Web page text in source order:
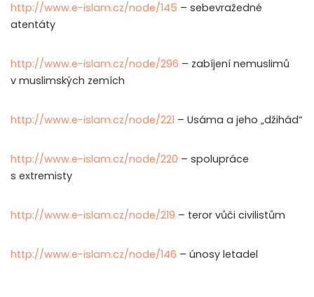
http://www.e-islam.cz/node/145 – sebevražedné
atentáty
http://www.e-islam.cz/node/296 – zabíjení nemuslimů
v muslimských zemích
http://www.e-islam.cz/node/221 – Usáma a jeho „džihád“
http://www.e-islam.cz/node/220 – spolupráce
s extremisty
http://www.e-islam.cz/node/219 – teror vůči civilistům
http://www.e-islam.cz/node/146 – únosy letadel